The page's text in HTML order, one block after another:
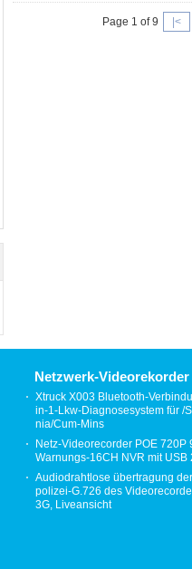
Page 1 of 9 |<
Netzwerk-Videorekorder
Xtruck X003 Bluetooth-
in-1-Lkw-Diagnosesystem für /
nia/Cum-Mins
Netz-Videorecorder POE 720P
Warnungs-16CH NVR mit USB
Audiodrahtlose übertragung der
polizei-G.726 des
3G, Liveansicht